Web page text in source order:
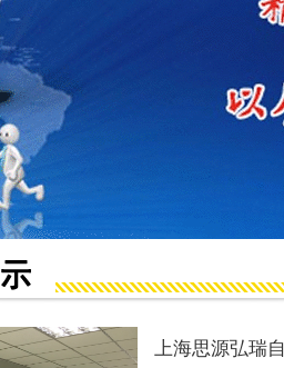
上海思源弘瑞